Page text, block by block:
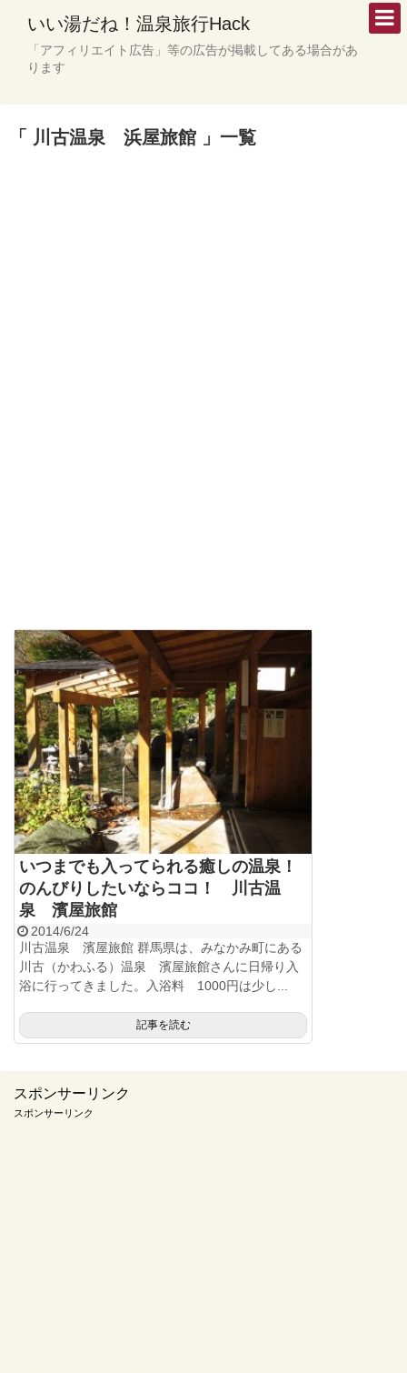
いい湯だね！温泉旅行Hack
「アフィリエイト広告」等の広告が掲載してある場合があ
ります
「 川古温泉 浜屋旅館 」一覧
いつまでも入ってられる癒しの温泉！
のんびりしたいならココ！ 川古温
泉 濱屋旅館
2014/6/24
川古温泉 濱屋旅館 群馬県は、みなかみ町にある
川古（かわふる）温泉 濱屋旅館さんに日帰り入
浴に行ってきました。入浴料 1000円は少し...
記事を読む
スポンサーリンク
スポンサーリンク